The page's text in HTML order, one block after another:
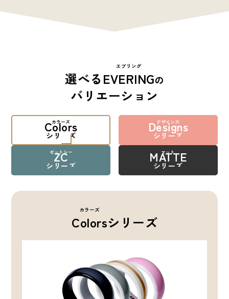
選べる EVERING
エブリング
の
バリエーション
Colors
カラーズ
シリーズ
Designs
デザインズ
シリーズ
ZC
ゼットシー
シリーズ
MATTE
マット
シリーズ
Colors
カラーズ
シリーズ